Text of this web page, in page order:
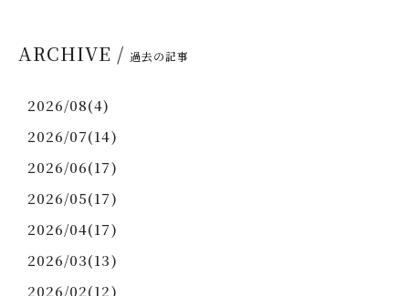
ARCHIVE / 過去の記事
2026/08(4)
2026/07(14)
2026/06(17)
2026/05(17)
2026/04(17)
2026/03(13)
2026/02(12)